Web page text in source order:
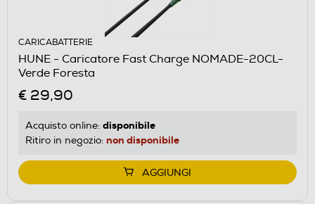
CARICABATTERIE
HUNE - Caricatore Fast Charge NOMADE-20CL-
Verde Foresta
€ 29,90
Acquisto online: disponibile
Ritiro in negozio: non disponibile
AGGIUNGI